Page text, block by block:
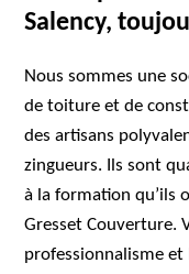
Salency,
Nous sommes une
de toiture et de
des artisans
zingueurs. Ils sont
à la formation qu’ils
Gresset Couverture.
professionnalisme